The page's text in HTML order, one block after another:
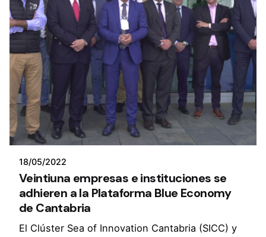
18/05/2022
Veintiuna empresas e instituciones se
adhieren a la Plataforma Blue Economy
de Cantabria
El Clúster Sea of Innovation Cantabria (SICC) y